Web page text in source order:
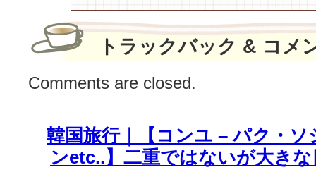
決！
は
トラックバック & コメ
Comments are closed.
韓国旅行｜【コンユ – パク・
ンetc..】二重ではないが大き